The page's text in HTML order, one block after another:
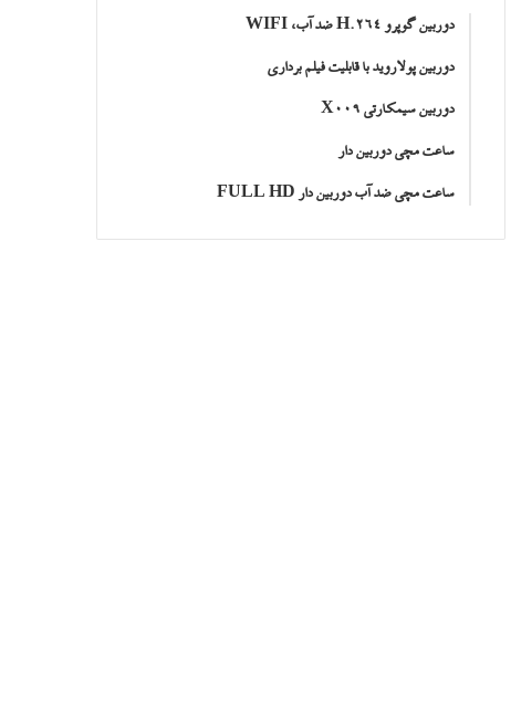
دوربین گوپرو H.264 ضد آب، WIFI
دوربین پولاروید با قابلیت فیلم برداری
دوربین سیمکارتی X009
ساعت مچی دوربین دار
ساعت مچی ضد آب دوربین دار FULL HD